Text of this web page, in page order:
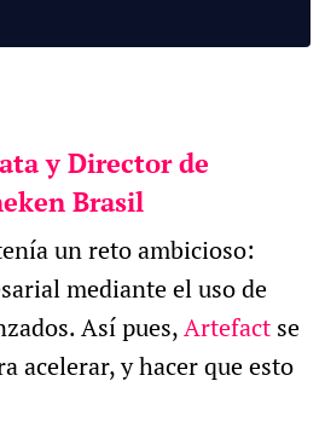
y Director de
Brasil
un reto ambicioso:
mediante el uso de
Así pues,Artefact se
acelerar, y hacer que esto